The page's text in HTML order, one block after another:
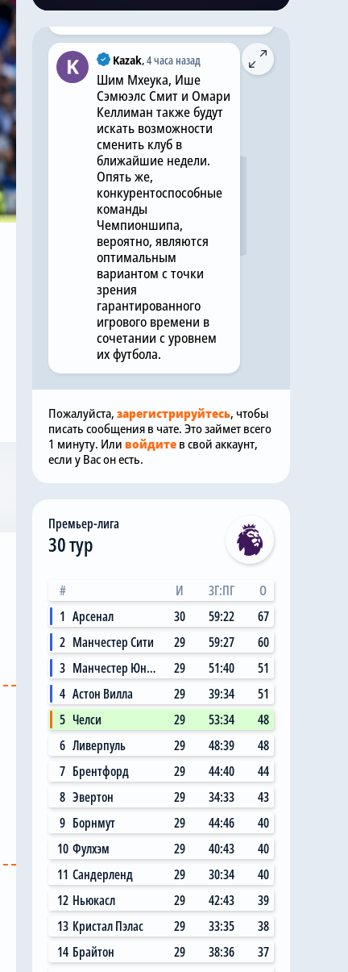
Комментировать
Kazak,4 часа назад
Шим Мхеука, Ише
Сэмюэлс Смит и Омари
Келлиман также будут
искать возможности
сменить клуб в
ближайшие недели.
Опять же,
конкурентоспособные
команды
Чемпионшипа,
вероятно, являются
оптимальным
вариантом с точки
зрения
гарантированного
игрового времени в
сочетании с уровнем
их футбола.
Пожалуйста, зарегистрируйтесь, чтобы
писать сообщения в чате. Это займет всего
1 минуту. Или войдите в свой аккаунт,
если у Вас он есть.
Премьер-лига
30 тур
# И ЗГ:ПГ
О
1 Арсенал 30 59:22
67
2 Манчестер Сити 29 59:27
60
3
Манчестер Юнайтед 29 51:40
51
4 Астон Вилла 29 39:34
51
5 Челси 29 53:34
48
6 Ливерпуль 29 48:39
48
7 Брентфорд 29 44:40
44
8 Эвертон 29 34:33
43
9 Борнмут 29 44:46
40
10 Фулхэм 29 40:43
40
11 Сандерленд 29 30:34
40
12 Ньюкасл 29 42:43
39
13 Кристал Пэлас 29 33:35
38
14 Брайтон 29 38:36
37